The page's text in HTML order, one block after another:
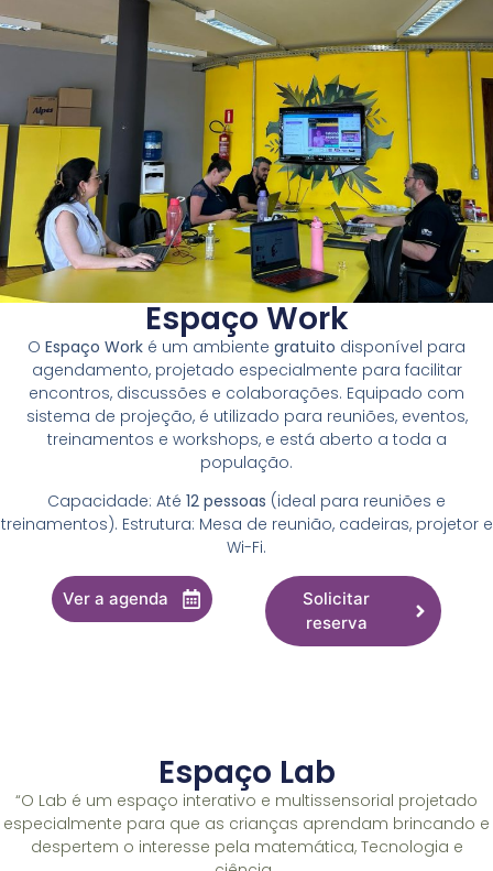
Espaço Work
O Espaço Work é um ambiente gratuito disponível para
agendamento, projetado especialmente para facilitar
encontros, discussões e colaborações. Equipado com
sistema de projeção, é utilizado para reuniões, eventos,
treinamentos e workshops, e está aberto a toda a
população.
Capacidade: Até 12 pessoas (ideal para reuniões e
treinamentos). Estrutura: Mesa de reunião, cadeiras, projetor e
Wi-Fi.
Ver a agenda
Solicitar
reserva
Espaço Lab
“O Lab é um espaço interativo e multissensorial projetado
especialmente para que as crianças aprendam brincando e
despertem o interesse pela matemática, Tecnologia e